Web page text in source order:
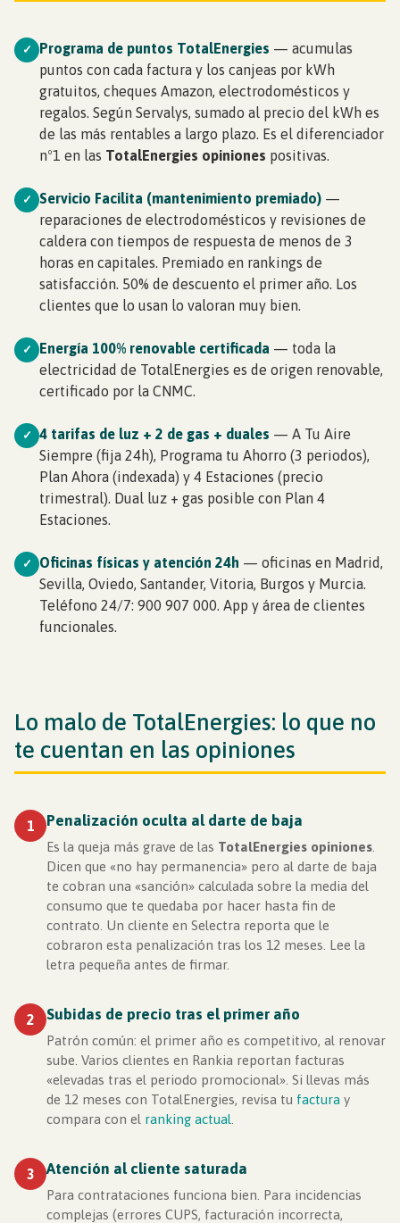
✓ Programa de puntos TotalEnergies — acumulas
puntos con cada factura y los canjeas por kWh
gratuitos, cheques Amazon, electrodomésticos y
regalos. Según Servalys, sumado al precio del kWh es
de las más rentables a largo plazo. Es el diferenciador
nº1 en las TotalEnergies opiniones positivas.
✓ Servicio Facilita (mantenimiento premiado) —
reparaciones de electrodomésticos y revisiones de
caldera con tiempos de respuesta de menos de 3
horas en capitales. Premiado en rankings de
satisfacción. 50% de descuento el primer año. Los
clientes que lo usan lo valoran muy bien.
✓ Energía 100% renovable certificada — toda la
electricidad de TotalEnergies es de origen renovable,
certificado por la CNMC.
✓ 4 tarifas de luz + 2 de gas + duales — A Tu Aire
Siempre (fija 24h), Programa tu Ahorro (3 periodos),
Plan Ahora (indexada) y 4 Estaciones (precio
trimestral). Dual luz + gas posible con Plan 4
Estaciones.
✓ Oficinas físicas y atención 24h — oficinas en Madrid,
Sevilla, Oviedo, Santander, Vitoria, Burgos y Murcia.
Teléfono 24/7: 900 907 000. App y área de clientes
funcionales.
Lo malo de TotalEnergies: lo que no
te cuentan en las opiniones
1 Penalización oculta al darte de baja
Es la queja más grave de las TotalEnergies opiniones
Dicen que «no hay permanencia» pero al darte de baja
te cobran una «sanción» calculada sobre la media del
consumo que te quedaba por hacer hasta fin de
contrato. Un cliente en Selectra reporta que le
cobraron esta penalización tras los 12 meses. Lee la
letra pequeña antes de firmar.
2 Subidas de precio tras el primer año
Patrón común: el primer año es competitivo, al renovar
sube. Varios clientes en Rankia reportan facturas
«elevadas tras el periodo promocional». Si llevas más
de 12 meses con TotalEnergies, revisa tu factura y
compara con el ranking actual
3 Atención al cliente saturada
Para contrataciones funciona bien. Para incidencias
complejas (errores CUPS, facturación incorrecta,